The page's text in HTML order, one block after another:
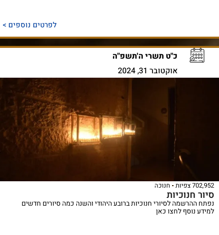
לפרטים נוספים >
כ"ט תשרי ה'תשפ"ה
אוקטובר 31, 2024
702,952 צפיות חנוכה
סיור חנוכיות
נפתח ההרשמה לסיורי חנוכיות ברובע היהודי והשנה כמה סיורים חדשים
למידע נוסף לחצו כאן